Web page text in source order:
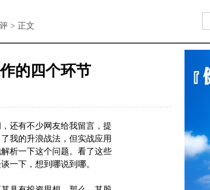
> 正文
的四个环节
还有不少网友给我留言，提
我的升浪战法，但实战应用
析一下这个问题。看了这些
一下，想到哪说到哪。